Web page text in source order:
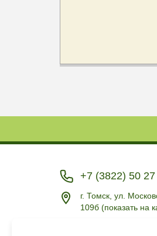
+7 (3822) 50
г. Томск, ул.
109б (показать на
г. Томск, ул.79